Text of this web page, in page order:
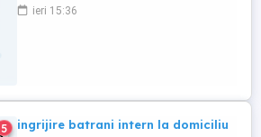
saptamani cu 2 saptamani in RO salariu
atractiv,conditi de munca bune,traininguri
ieri 15:36
5 ingrijire batrani intern la domiciliu